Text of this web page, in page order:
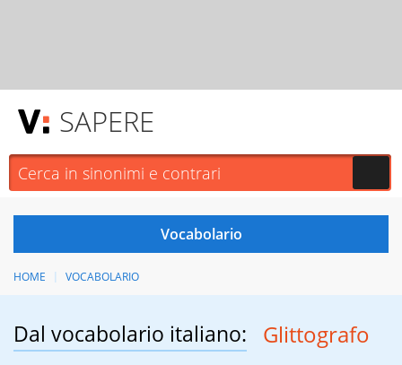
SAPERE
HOME VOCABOLARIO
Dal vocabolario italiano: Glittografo